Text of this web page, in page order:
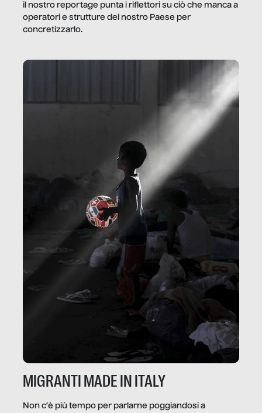
il nostro reportage punta i riflettori su ciò che manca a
operatori e strutture del nostro Paese per
concretizzarlo.
MIGRANTI MADE IN ITALY
Non c’è più tempo per parlarne poggiandosi a